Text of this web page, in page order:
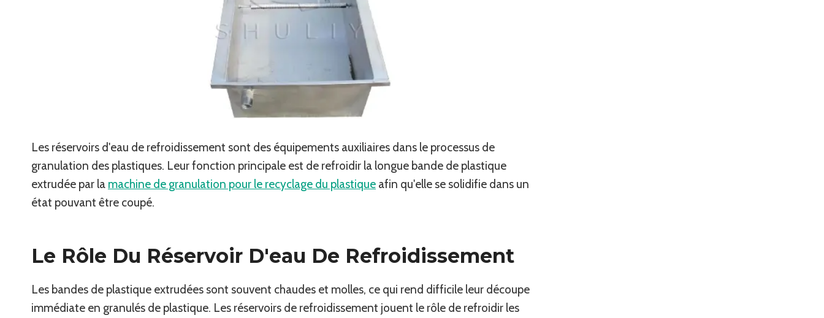
Les réservoirs d'eau de refroidissement sont des équipements auxiliaires dans le processus de
granulation des plastiques. Leur fonction principale est de refroidir la longue bande de plastique
extrudée par la machine de granulation pour le recyclage du plastique afin qu'elle se solidifie dans un
état pouvant être coupé.
Le Rôle Du Réservoir D'eau De Refroidissement
Les bandes de plastique extrudées sont souvent chaudes et molles, ce qui rend difficile leur découpe
immédiate en granulés de plastique. Les réservoirs de refroidissement jouent le rôle de refroidir les